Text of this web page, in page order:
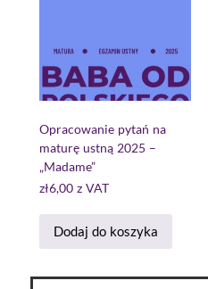
Opracowanie pytań na
maturę ustną 2025 –
„Madame”
zł6,00 z VAT
Dodaj do koszyka